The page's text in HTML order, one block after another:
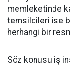
memleketinde
temsilcileri ise
herhangi bir
Söz konusu iş